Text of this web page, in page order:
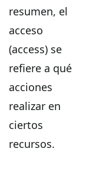
resumen, el
acceso
(access) se
refiere a qué
acciones
realizar en
ciertos
recursos.